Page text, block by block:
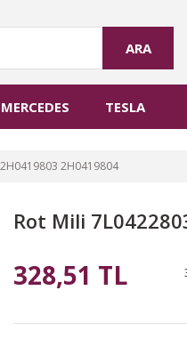
ARA
MERCEDES TESLA
2H0419804
Rot Mili
328,51 TL